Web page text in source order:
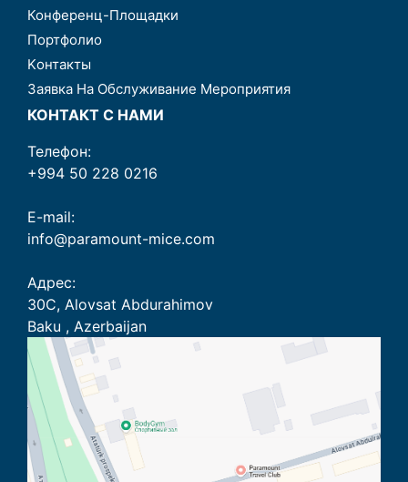
Конференц-Площадки
Портфолио
Kонтакты
Заявка На Обслуживание Мероприятия
КОНТАКТ С НАМИ
Телефон:
+994 50 228 0216
E-mail:
info@paramount-mice.com
Адрес:
30C, Alovsat Abdurahimov
Baku , Azerbaijan